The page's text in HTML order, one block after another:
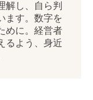
解し、自ら判
ます。数字を
めに。経営者
るよう、身近